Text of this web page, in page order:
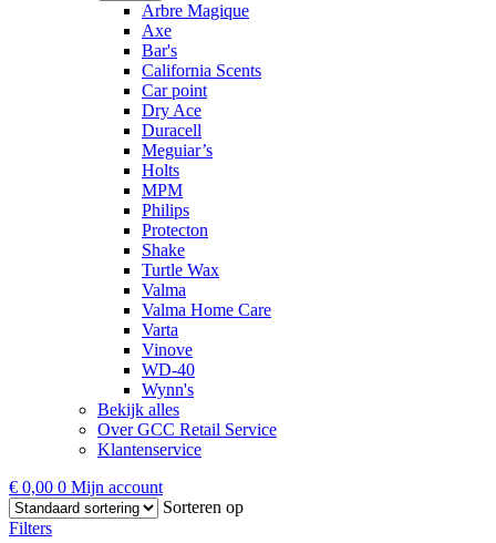
Arbre Magique
Axe
Bar's
California Scents
Car point
Dry Ace
Duracell
Meguiar’s
Holts
MPM
Philips
Protecton
Shake
Turtle Wax
Valma
Valma Home Care
Varta
Vinove
WD-40
Wynn's
Bekijk alles
Over GCC Retail Service
Klantenservice
€ 0,00 0 Mijn account
Sorteren op
Filters